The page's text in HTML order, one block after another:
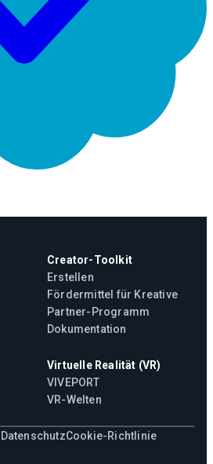
Creator-Toolkit
Erstellen
Fördermittel für Kreative
Partner-Programm
Dokumentation
Virtuelle Realität (VR)
VIVEPORT
VR-Welten
DatenschutzCookie-Richtlinie